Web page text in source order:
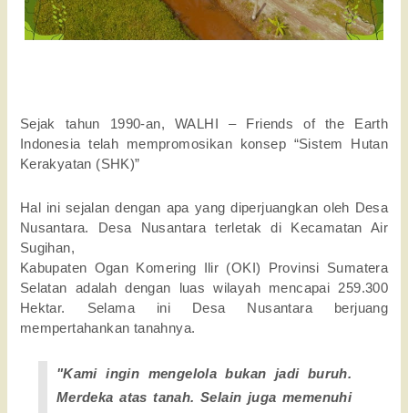
Sejak tahun 1990-an, WALHI – Friends of the Earth
Indonesia telah mempromosikan konsep “Sistem Hutan
Kerakyatan (SHK)”
Hal ini sejalan dengan apa yang diperjuangkan oleh Desa
Nusantara. Desa Nusantara terletak di Kecamatan Air
Sugihan,
Kabupaten Ogan Komering Ilir (OKI) Provinsi Sumatera
Selatan adalah dengan luas wilayah mencapai 259.300
Hektar. Selama ini Desa Nusantara berjuang
mempertahankan tanahnya.
"Kami ingin mengelola bukan jadi buruh.
Merdeka atas tanah. Selain juga memenuhi